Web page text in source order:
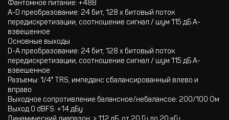
Фантомное питание: +48В
A-D преобразование: 24 бит, 128 x битовый поток
передискретизации, соотношение сигнал / шум 115 дБ A-
взвешенное
Основные выходы
D-A преобразование: 24 бит, 128 х битовый поток
передискретизации, соотношение сигнал / шум 115 дБ A-
взвешенное
Разъемы: 1/4" TRS, импеданс сбалансированный влево и
вправо
Выходное сопротивление балансное/небалансое: 200/100 Ом
Выход 0 dBFS: +14 дБу